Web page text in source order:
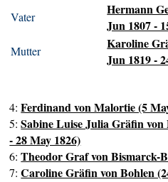
Vater
Hermann
Jun 1807 -
Mutter
Karoline
Jun 1819 -
4:Ferdinand von Malortie (5
5:Sabine Luise Julia Gräfin
- 28 May 1826)
6:Theodor Graf von Bismarck-
7:Caroline Gräfin von Bohlen